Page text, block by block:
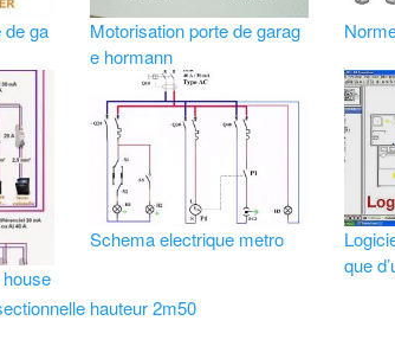
de ga
Motorisation porte de garag
e hormann
Schema electrique metro
que
hauteur 2m50